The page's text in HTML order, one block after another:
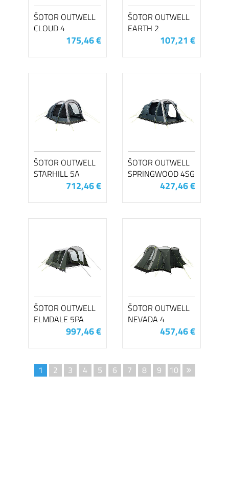
ŠOTOR OUTWELL
CLOUD 4
175,46 €
ŠOTOR OUTWELL
EARTH 2
107,21 €
ŠOTOR OUTWELL
STARHILL 5A
712,46 €
ŠOTOR OUTWELL
SPRINGWOOD 4SG
427,46 €
ŠOTOR OUTWELL
ELMDALE 5PA
997,46 €
ŠOTOR OUTWELL
NEVADA 4
457,46 €
1 2 3 4 5 6 7 8 9 10